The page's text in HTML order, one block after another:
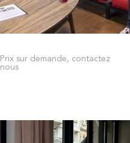
Prix sur demande, contactez
nous